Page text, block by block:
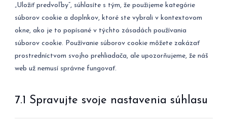
„Uložiť predvoľby“, súhlasíte s tým, že použijeme kategórie
súborov cookie a doplnkov, ktoré ste vybrali v kontextovom
okne, ako je to popísané v týchto zásadách používania
súborov cookie. Používanie súborov cookie môžete zakázať
prostredníctvom svojho prehliadača, ale upozorňujeme, že náš
web už nemusí správne fungovať.
7.1 Spravujte svoje nastavenia súhlasu